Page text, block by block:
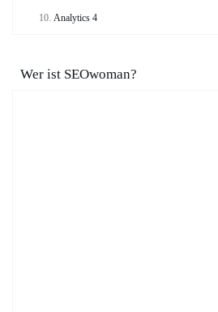
Analytics 4
Wer ist SEOwoman?